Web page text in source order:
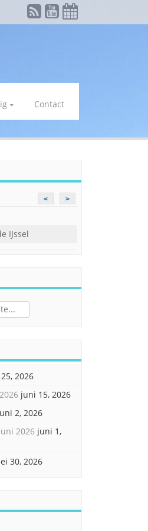
Contact
< >
IJssel
2026
juni 15, 2026
2, 2026
2026 juni 1,
30, 2026